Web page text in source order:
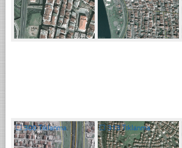
☐300 Tıklanma ☐313 Tıklanma